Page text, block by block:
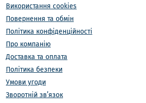
Використання cookies
Повернення та обмін
Політика конфіденційності
Про компанію
Доставка та оплата
Політика безпеки
Умови угоди
Зворотній зв’язок